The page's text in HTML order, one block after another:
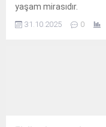
yaşam mirasıdır.
31.10.2025 0